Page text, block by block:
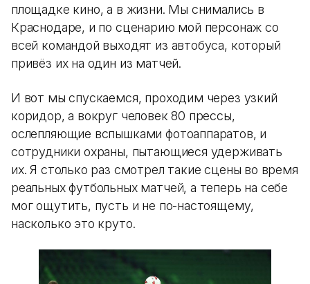
площадке кино, а в жизни. Мы снимались в
Краснодаре, и по сценарию мой персонаж со
всей командой выходят из автобуса, который
привёз их на один из матчей.
И вот мы спускаемся, проходим через узкий
коридор, а вокруг человек 80 прессы,
ослепляющие вспышками фотоаппаратов, и
сотрудники охраны, пытающиеся удерживать
их. Я столько раз смотрел такие сцены во время
реальных футбольных матчей, а теперь на себе
мог ощутить, пусть и не по-настоящему,
насколько это круто.